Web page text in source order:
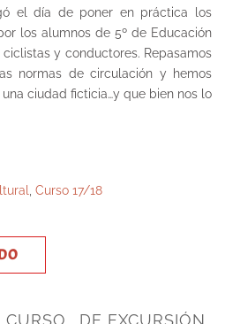
el día de poner en práctica los
los alumnos de 5º de Educación
ciclistas y conductores. Repasamos
normas de circulación y hemos
ciudad ficticia…y que bien nos lo
Curso 17/18
DE EXCURSIÓN